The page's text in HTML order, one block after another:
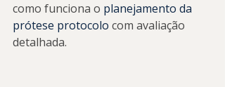
como funciona o planejamento da
prótese protocolo com avaliação
detalhada.